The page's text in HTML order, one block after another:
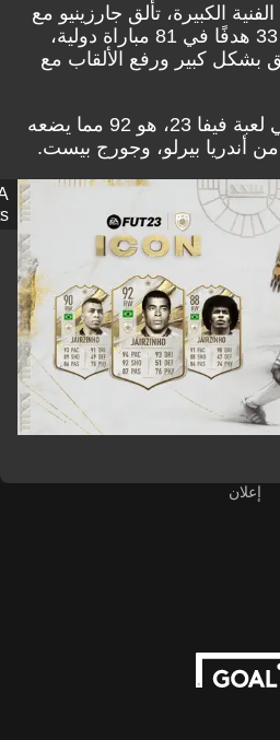
تألق جارزينيو مع
منتخب بلاده حيث سجل 33 هدفًا في 81 مباراة دولية،
كبير ورفع الألقاب مع
وسيكون تقييم بطاقته في لعبة فيفا 23، هو 92 مما يضعه
بيرلو، وجورج بيست.
Sports